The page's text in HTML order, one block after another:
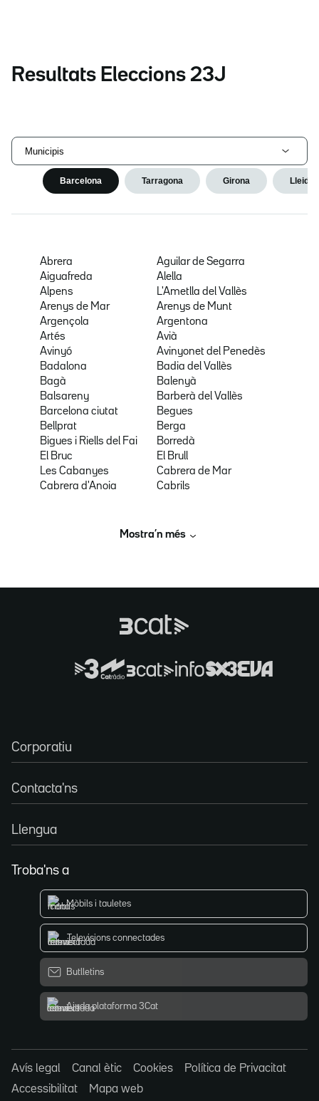
Resultats Eleccions 23J
Municipis
Barcelona Tarragona Girona Lleida
Abrera
Aguilar de Segarra
Aiguafreda
Alella
Alpens
L'Ametlla del Vallès
Arenys de Mar
Arenys de Munt
Argençola
Argentona
Artés
Avià
Avinyó
Avinyonet del Penedès
Badalona
Badia del Vallès
Bagà
Balenyà
Balsareny
Barberà del Vallès
Barcelona ciutat
Begues
Bellprat
Berga
Bigues i Riells del Fai
Borredà
El Bruc
El Brull
Les Cabanyes
Cabrera de Mar
Cabrera d'Anoia
Cabrils
Mostra’n més
Corporatiu
Contacta'ns
Llengua
Troba'ns a
Mòbils i tauletes
Televisions connectades
Butlletins
Ajuda plataforma 3Cat
Avís legal Canal ètic Cookies
Política de Privacitat
Accessibilitat
Mapa web